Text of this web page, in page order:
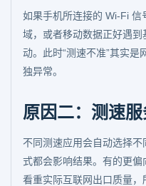
如果手机所连接的 Wi-Fi 信
域，或者移动数据正好遇
动。此时“测速不准”其实
独异常。
原因二：测速
不同测速应用会自动选择
式都会影响结果。有的更
看重实际互联网出口质量